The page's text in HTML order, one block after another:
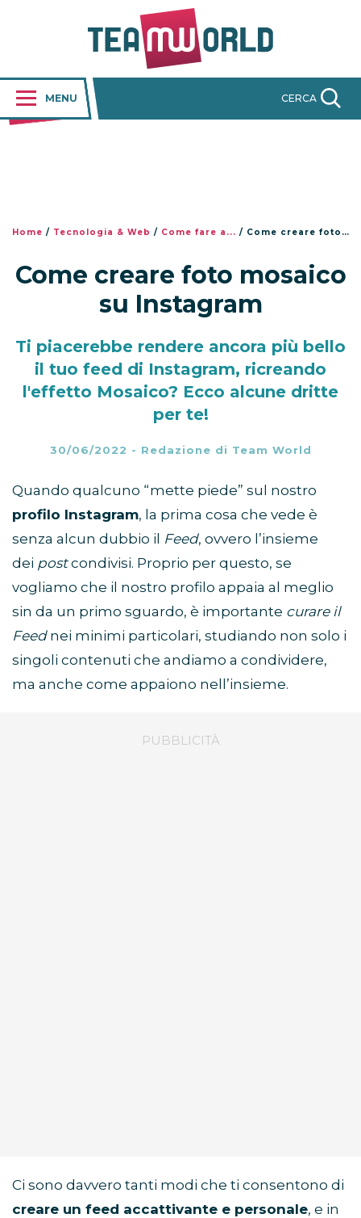
MENU CERCA
Home / Tecnologia & Web / Come fare a... / Come creare foto mosaico su Instagram
Come creare foto mosaico
su Instagram
Ti piacerebbe rendere ancora più bello
il tuo feed di Instagram, ricreando
l'effetto Mosaico? Ecco alcune dritte
per te!
30/06/2022 - Redazione di Team World
Quando qualcuno “mette piede” sul nostro
profilo Instagram, la prima cosa che vede è
senza alcun dubbio il Feed, ovvero l’insieme
dei postcondivisi. Proprio per questo, se
vogliamo che il nostro profilo appaia al meglio
sin da un primo sguardo, è importante curare il
Feednei minimi particolari, studiando non solo i
singoli contenuti che andiamo a condividere,
ma anche come appaiono nell’insieme.
Ci sono davvero tanti modi che ti consentono di
creare un feed accattivante e personale, e in